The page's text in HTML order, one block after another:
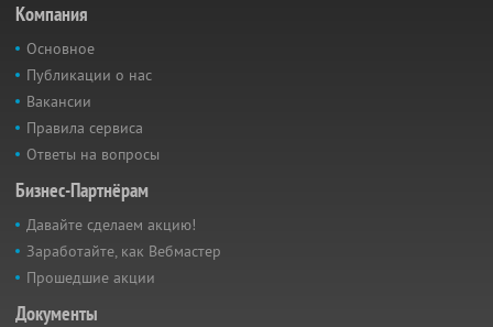
Компания
Основное
Публикации о нас
Вакансии
Правила сервиса
Ответы на вопросы
Бизнес-Партнёрам
Давайте сделаем акцию!
Заработайте, как Вебмастер
Прошедшие акции
Документы